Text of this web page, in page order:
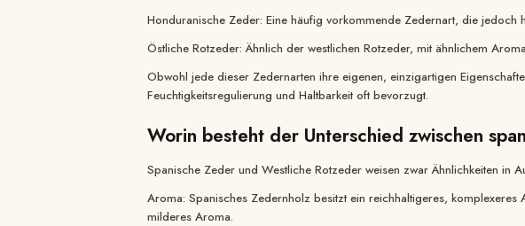
Honduranische Zeder: Eine häufig vorkommende Zedernart, die
Östliche Rotzeder: Ähnlich der westlichen Rotzeder, mit ähnlichem
Obwohl jede dieser Zedernarten ihre eigenen, einzigartigen
Feuchtigkeitsregulierung und Haltbarkeit oft bevorzugt.
Worin besteht der Unterschied zwischen
Spanische Zeder und Westliche Rotzeder weisen zwar Ähnlichkeiten in
Aroma: Spanisches Zedernholz besitzt ein reichhaltigeres,
milderes Aroma.
Facebook
YouTube
LinkedIn
TikTok
Instagram